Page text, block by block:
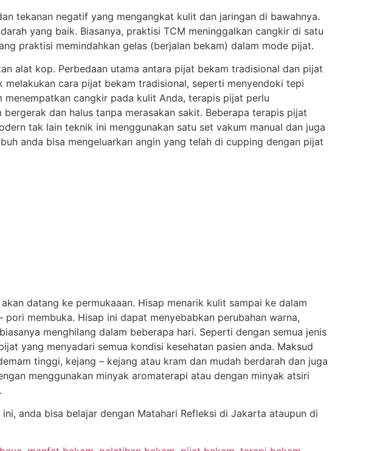
tekanan negatif yang mengangkat kulit dan jaringan di bawahnya.
yang baik. Biasanya, praktisi TCM meninggalkan cangkir di satu
praktisi memindahkan gelas (berjalan bekam) dalam mode pijat.
alat kop. Perbedaan utama antara pijat bekam tradisional dan pijat
cara pijat bekam tradisional, seperti menyendoki tepi
cangkir pada kulit Anda, terapis pijat perlu
dan halus tanpa merasakan sakit. Beberapa terapis pijat
tak lain teknik ini menggunakan satu set vakum manual dan juga
anda bisa mengeluarkan angin yang telah di cupping dengan pijat
datang ke permukaaan. Hisap menarik kulit sampai ke dalam
membuka. Hisap ini dapat menyebabkan perubahan warna,
menghilang dalam beberapa hari. Seperti dengan semua jenis
yang menyadari semua kondisi kesehatan pasien anda. Maksud
tinggi, kejang – kejang atau kram dan mudah berdarah dan juga
menggunakan minyak aromaterapi atau dengan minyak atsiri
anda bisa belajar dengan Matahari Refleksi di Jakarta ataupun di